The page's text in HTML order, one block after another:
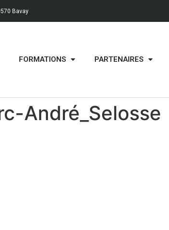
Bavay
FORMATIONS PARTENAIRES
André_Selosse